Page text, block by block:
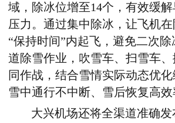
域，除冰位增至14个，有效缓
压力。通过集中除冰，让飞机
“保持时间”内起飞，避免二次
道除雪作业，吹雪车、扫雪车
同作战，结合雪情实际动态优
雪中通行不中断、雪后恢复高效
大兴机场还将全渠道准确